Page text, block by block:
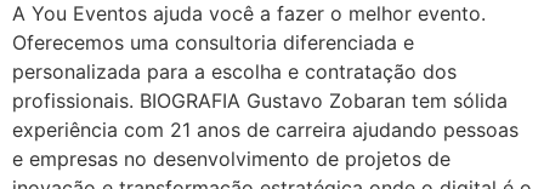
A You Eventos ajuda você a fazer o melhor evento.
Oferecemos uma consultoria diferenciada e
personalizada para a escolha e contratação dos
profissionais. BIOGRAFIA Gustavo Zobaran tem sólida
experiência com 21 anos de carreira ajudando pessoas
e empresas no desenvolvimento de projetos de